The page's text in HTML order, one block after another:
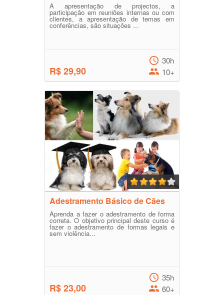
A apresentação de projectos, a
participação em reuniões internas ou com
clientes, a apresentação de temas em
conferências, são situações ...
R$ 29,90
30h
10+
Adestramento Básico de Cães
Aprenda a fazer o adestramento de forma
correta. O objetivo principal deste curso é
fazer o adestramento de formas legais e
sem violência...
R$ 23,00
35h
60+